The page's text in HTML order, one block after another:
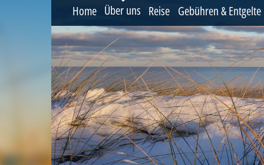
Home Über uns Reise Gebühren & Entgelte